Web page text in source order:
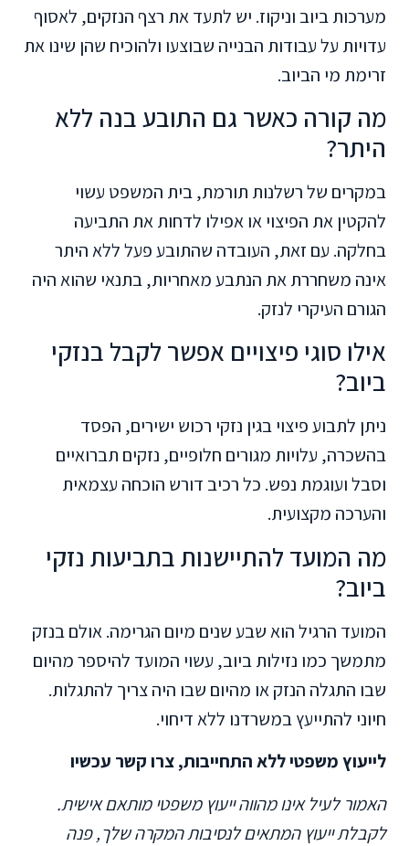
מערכות ביוב וניקוז. יש לתעד את רצף הנזקים, לאסוף
עדויות על עבודות הבנייה שבוצעו ולהוכיח שהן שינו את
זרימת מי הביוב.
מה קורה כאשר גם התובע בנה ללא
היתר?
במקרים של רשלנות תורמת, בית המשפט עשוי
להקטין את הפיצוי או אפילו לדחות את התביעה
בחלקה. עם זאת, העובדה שהתובע פעל ללא היתר
אינה משחררת את הנתבע מאחריות, בתנאי שהוא היה
הגורם העיקרי לנזק.
אילו סוגי פיצויים אפשר לקבל בנזקי
ביוב?
ניתן לתבוע פיצוי בגין נזקי רכוש ישירים, הפסד
בהשכרה, עלויות מגורים חלופיים, נזקים תברואיים
וסבל ועוגמת נפש. כל רכיב דורש הוכחה עצמאית
והערכה מקצועית.
מה המועד להתיישנות בתביעות נזקי
ביוב?
המועד הרגיל הוא שבע שנים מיום הגרימה. אולם בנזק
מתמשך כמו נזילות ביוב, עשוי המועד להיספר מהיום
שבו התגלה הנזק או מהיום שבו היה צריך להתגלות.
חיוני להתייעץ במשרדנו ללא דיחוי.
לייעוץ משפטי ללא התחייבות, צרו קשר עכשיו
האמור לעיל אינו מהווה ייעוץ משפטי מותאם אישית.
לקבלת ייעוץ המתאים לנסיבות המקרה שלך, פנה